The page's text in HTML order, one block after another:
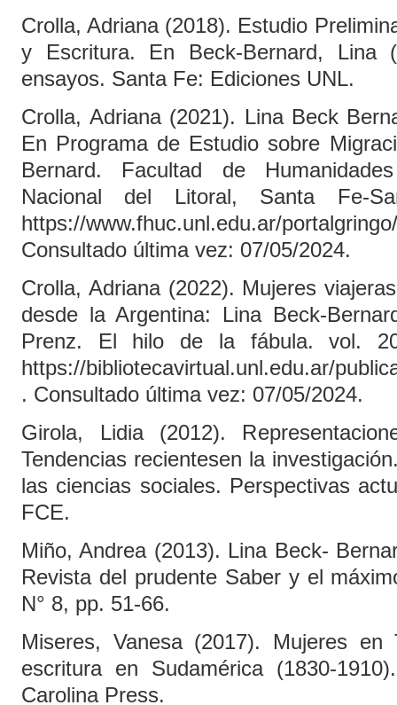
Crolla, Adriana (2018). Estudio
y Escritura. En Beck-Bernard, Lina
ensayos. Santa Fe: Ediciones UNL.
Crolla, Adriana (2021). Lina Beck
En Programa de Estudio sobre
Bernard. Facultad de
Nacional del Litoral, Santa Fe-
https://www.fhuc.unl.edu.ar/
Consultado última vez: 07/05/2024.
Crolla, Adriana (2022). Mujeres
desde la Argentina: Lina Beck-
Prenz. El hilo de la fábula. vol.
https://bibliotecavirtual.unl.edu.ar/
. Consultado última vez: 07/05/2024.
Girola, Lidia (2012).
Tendencias recientesen la
las ciencias sociales. Perspectivas
FCE.
Miño, Andrea (2013). Lina Beck-
Revista del prudente Saber y el
N° 8, pp. 51-66.
Miseres, Vanesa (2017). Mujeres
escritura en Sudamérica (1830-
Carolina Press.